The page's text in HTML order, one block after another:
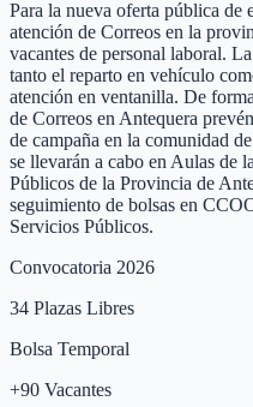
Para la nueva oferta pública de
atención de Correos en la
vacantes de personal laboral.
tanto el reparto en vehículo
atención en ventanilla. De
de Correos en Antequera
de campaña en la comunidad
se llevarán a cabo en Aulas de
Públicos de la Provincia de
seguimiento de bolsas en
Servicios Públicos.
Convocatoria 2026
34 Plazas Libres
Bolsa Temporal
+90 Vacantes